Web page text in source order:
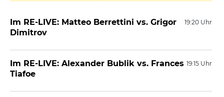
19:20 Uhr
Im RE-LIVE: Matteo Berrettini vs. Grigor
Dimitrov
19:15 Uhr
Im RE-LIVE: Alexander Bublik vs. Frances
Tiafoe